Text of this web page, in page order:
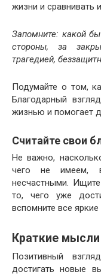
жизни и сравнивать
Запомните: какой
стороны, за
трагедией,
Подумайте о том,
Благодарный
жизнью и помогает
Считайте свои
Не важно,
чего не имеем,
несчастными.
то, чего уже
вспомните все
Краткие
Позитивный
достигать новые